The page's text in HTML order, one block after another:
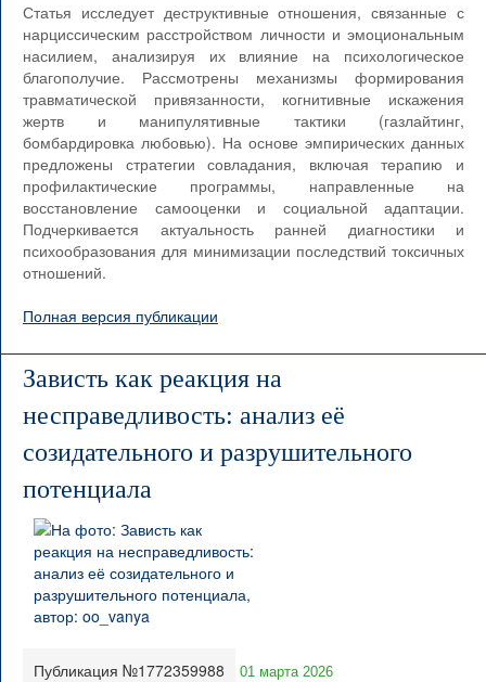
Статья исследует деструктивные отношения, связанные с
нарциссическим расстройством личности и эмоциональным
насилием, анализируя их влияние на психологическое
благополучие. Рассмотрены механизмы формирования
травматической привязанности, когнитивные искажения
жертв и манипулятивные тактики (газлайтинг,
бомбардировка любовью). На основе эмпирических данных
предложены стратегии совладания, включая терапию и
профилактические программы, направленные на
восстановление самооценки и социальной адаптации.
Подчеркивается актуальность ранней диагностики и
психообразования для минимизации последствий токсичных
отношений.
Полная версия публикации
Зависть как реакция на
несправедливость: анализ её
созидательного и разрушительного
потенциала
Публикация №1772359988 01 марта 2026